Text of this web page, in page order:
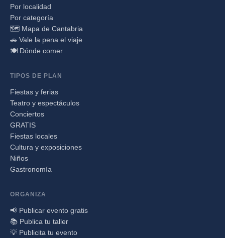
Por localidad
Por categoría
🗺️ Mapa de Cantabria
🚗 Vale la pena el viaje
🍽️ Dónde comer
TIPOS DE PLAN
Fiestas y ferias
Teatro y espectáculos
Conciertos
GRATIS
Fiestas locales
Cultura y exposiciones
Niños
Gastronomía
ORGANIZA
📢 Publicar evento gratis
📚 Publica tu taller
💡 Publicita tu evento